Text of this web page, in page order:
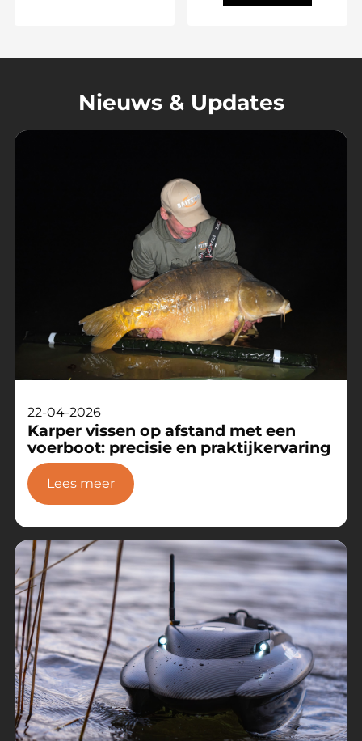
Nieuws & Updates
22-04-2026
Karper vissen op afstand met een
voerboot: precisie en praktijkervaring
Lees meer